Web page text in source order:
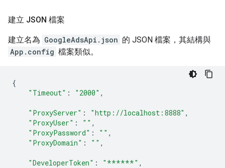
建立 JSON 檔案
建立名為 GoogleAdsApi.json 的 JSON 檔案，其結構與
App.config 檔案類似。
{
"Timeout" : "2000" ,
"ProxyServer" : "http://localhost:8888" ,
"ProxyUser" : "" ,
"ProxyPassword" : "" ,
"ProxyDomain" : "" ,
"DeveloperToken" : "******" ,